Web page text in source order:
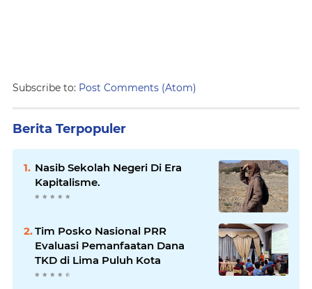
Subscribe to: Post Comments (Atom)
Berita Terpopuler
Nasib Sekolah Negeri Di Era
Kapitalisme.
Tim Posko Nasional PRR
Evaluasi Pemanfaatan Dana
TKD di Lima Puluh Kota